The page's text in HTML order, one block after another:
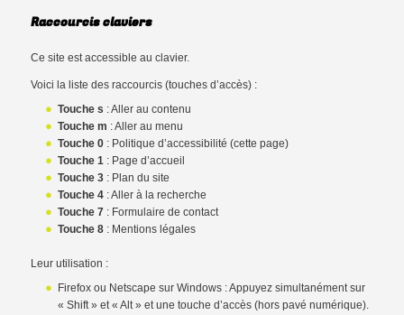
Raccourcis claviers
Ce site est accessible au clavier.
Voici la liste des raccourcis (touches d’accès) :
Touche s : Aller au contenu
Touche m : Aller au menu
Touche 0 : Politique d’accessibilité (cette page)
Touche 1 : Page d’accueil
Touche 3 : Plan du site
Touche 4 : Aller à la recherche
Touche 7 : Formulaire de contact
Touche 8 : Mentions légales
Leur utilisation :
Firefox ou Netscape sur Windows : Appuyez simultanément sur
« Shift » et « Alt » et une touche d’accès (hors pavé numérique).